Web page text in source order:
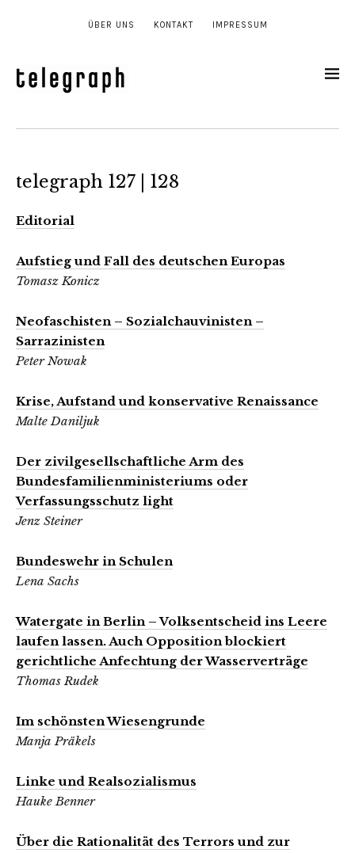
ÜBER UNS KONTAKT IMPRESSUM
telegraph 127 | 128
Editorial
Aufstieg und Fall des deutschen Europas
Tomasz Konicz
Neofaschisten – Sozialchauvinisten –
Sarrazinisten
Peter Nowak
Krise, Aufstand und konservative Renaissance
Malte Daniljuk
Der zivilgesellschaftliche Arm des
Bundesfamilienministeriums oder
Verfassungsschutz light
Jenz Steiner
Bundeswehr in Schulen
Lena Sachs
Watergate in Berlin – Volksentscheid ins Leere
laufen lassen. Auch Opposition blockiert
gerichtliche Anfechtung der Wasserverträge
Thomas Rudek
Im schönsten Wiesengrunde
Manja Präkels
Linke und Realsozialismus
Hauke Benner
Über die Rationalität des Terrors und zur